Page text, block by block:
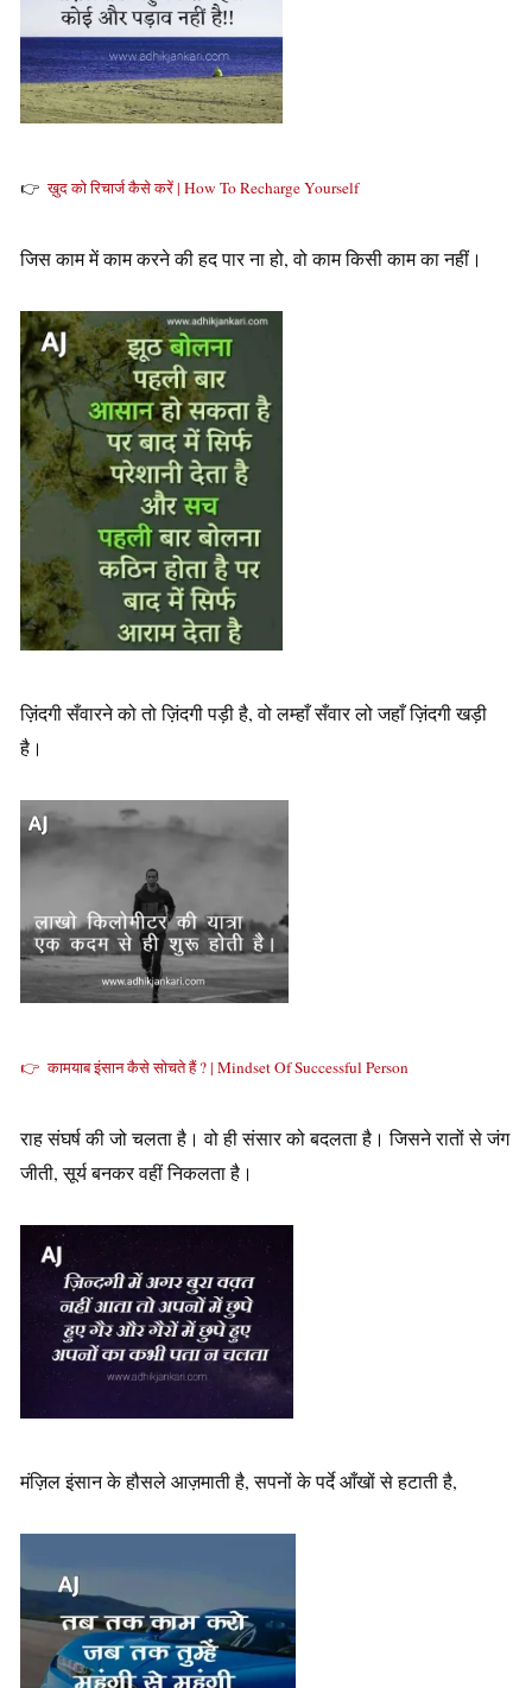
👉ख़ुद को रिचार्ज कैसे करें | How To Recharge Yourself
जिस काम में काम करने की हद पार ना हो, वो काम किसी काम का नहीं।
ज़िंदगी सँवारने को तो ज़िंदगी पड़ी है, वो लम्हाँ सँवार लो जहाँ ज़िंदगी खड़ी
है।
👉 कामयाब इंसान कैसे सोचते हैं ? | Mindset Of Successful Person
राह संघर्ष की जो चलता है। वो ही संसार को बदलता है। जिसने रातों से जंग
जीती, सूर्य बनकर वहीं निकलता है।
मंज़िल इंसान के हौसले आज़माती है, सपनों के पर्दे आँखों से हटाती है,